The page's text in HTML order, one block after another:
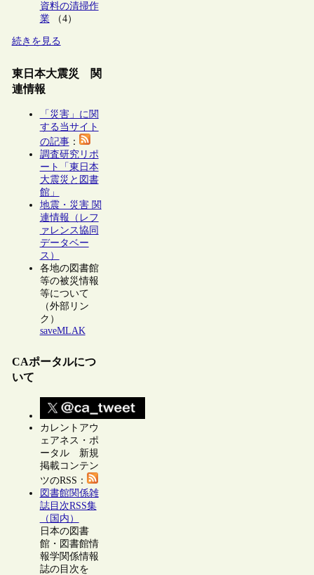
資料の清掃作
業（4）
続きを見る
東日本大震災 関
連情報
「災害」に関
する当サイト
の記事：
調査研究リポ
ート「東日本
大震災と図書
館」
地震・災害 関
連情報（レフ
ァレンス協同
データベー
ス）
各地の図書館
等の被災情報
等について
（外部リン
ク）
saveMLAK
CAポータルにつ
いて
カレントアウ
ェアネス・ポ
ータル 新規
掲載コンテン
ツのRSS：
図書館関係雑
誌目次RSS集
（国内）
日本の図書
館・図書館情
報学関係情報
誌の目次を